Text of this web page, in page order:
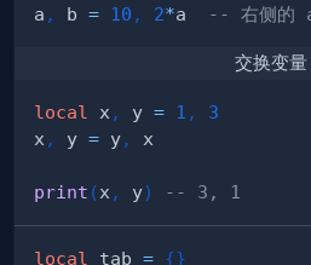
a , b = 10 , 2*a -- 右侧的
交换变量
local x , y = 1 ,
3
x , y = y,
print (x , y) -- 3, 1
local tab = {}